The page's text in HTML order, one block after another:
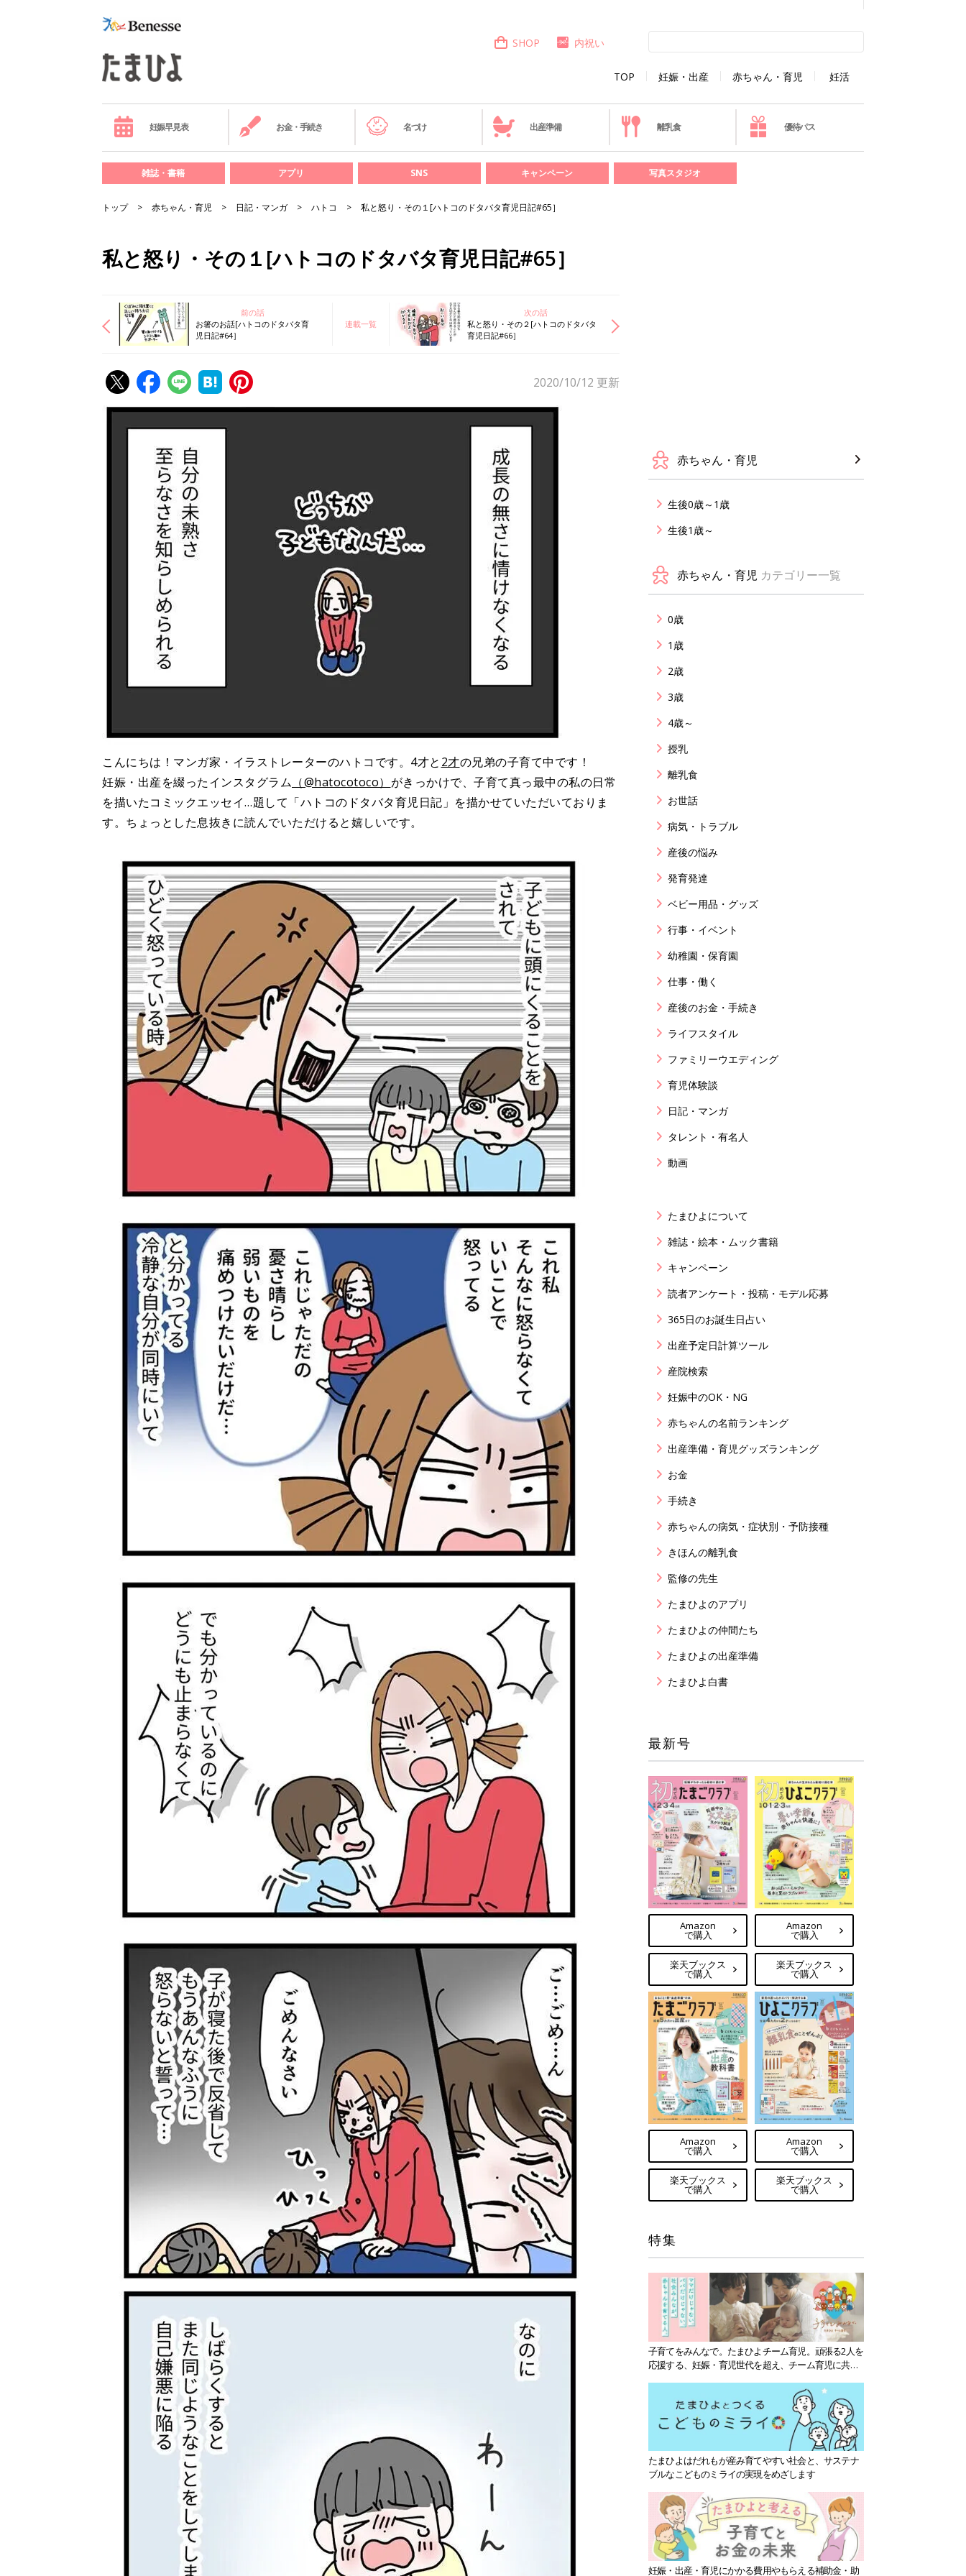
TOP 妊娠・出産 赤ちゃん・育児 妊活
SHOP 内祝い
妊娠早見表 お金・手続き 名づけ 出産準備 離乳食 優待パス
雑誌・書籍 アプリ SNS キャンペーン 写真スタジオ
トップ 赤ちゃん・育児 日記・マンガ ハトコ 私と怒り・その１[ハトコのドタバタ育児日記#65］
私と怒り・その１[ハトコのドタバタ育児日記#65］
前の話
お箸のお話[ハトコのドタバタ育
児日記#64］
連載一覧
次の話
私と怒り・その２[ハトコのドタバタ
育児日記#66］
2020/10/12 更新
こんにちは！マンガ家・イラストレーターのハトコです。4才と 2才の兄弟の子育て中です！
妊娠・出産を綴ったインスタグラム （@hatocotoco） がきっかけで、子育て真っ最中の私の日常
を描いたコミックエッセイ…題して「ハトコのドタバタ育児日記」を描かせていただいておりま
す。ちょっとした息抜きに読んでいただけると嬉しいです。
赤ちゃん・育児
生後0歳～1歳
生後1歳～
赤ちゃん・育児 カテゴリー一覧
0歳
1歳
2歳
3歳
4歳～
授乳
離乳食
お世話
病気・トラブル
産後の悩み
発育発達
ベビー用品・グッズ
行事・イベント
幼稚園・保育園
仕事・働く
産後のお金・手続き
ライフスタイル
ファミリーウエディング
育児体験談
日記・マンガ
タレント・有名人
動画
たまひよについて
雑誌・絵本・ムック書籍
キャンペーン
読者アンケート・投稿・モデル応募
365日のお誕生日占い
出産予定日計算ツール
産院検索
妊娠中のOK・NG
赤ちゃんの名前ランキング
出産準備・育児グッズランキング
お金
手続き
赤ちゃんの病気・症状別・予防接種
きほんの離乳食
監修の先生
たまひよのアプリ
たまひよの仲間たち
たまひよの出産準備
たまひよ白書
最新号
Amazon
で購入
楽天ブックス
で購入
Amazon
で購入
楽天ブックス
で購入
Amazon
で購入
楽天ブックス
で購入
Amazon
で購入
楽天ブックス
で購入
特集
子育てをみんなで。たまひよチーム育児。頑張る2人を
応援する、妊娠・育児世代を超え、チーム育児に共感
たまひよはだれもが産み育てやすい社会と、サステナ
ブルなこどものミライの実現をめざします
妊娠・出産・育児にかかる費用やもらえる補助金・助